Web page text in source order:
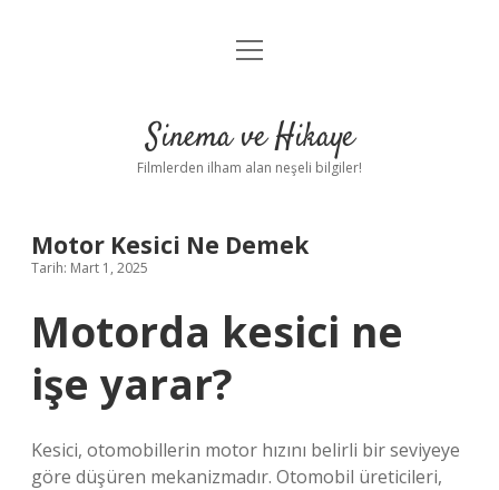
Gizlilik Politikası
Yasal Uyarı
menüyü
Sinema ve Hikaye
Filmlerden ilham alan neşeli bilgiler!
Motor Kesici Ne Demek
Tarih: Mart 1, 2025
Motorda kesici ne
işe yarar?
Kesici, otomobillerin motor hızını belirli bir seviyeye
göre düşüren mekanizmadır. Otomobil üreticileri,